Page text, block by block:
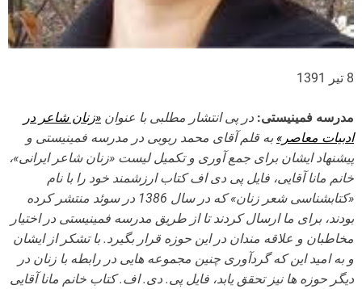
8 تیر 1391
مدرسه فمینیستی: در پی انتشار مطلبی با عنوان «زنان شاعر در
ادبیات معاصر» به قلم آقای محمد ربوبی در مدرسه فمینیستی و
پیشنهاد ایشان برای جمع آوری و تکمیل لیست «زنان شاعر ایرانی»،
خانم مانا آقایی، فایل پی دی اف کتاب ارزشمند خود را با نام
«کتابشناسی شعر زنان» که در سال 1386 در سوئد منتشر کرده
بودند، برای ما ارسال کردند تا از طریق مدرسه فمینیستی در اختیار
مخاطبان و علاقه مندان در این حوزه قرار بگیرد. با تشکر از ایشان
و به امید این که گردآوری چنین مجموعه هایی در رابطه با زنان در
دیگر حوزه ها نیز تحقق یابد، فایل پی. دی. اف. کتاب خانم مانا آقایی